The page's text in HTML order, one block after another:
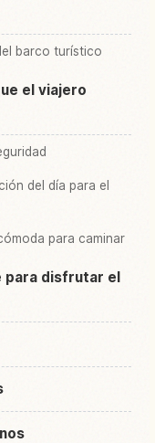
barco turístico
el viajero
del día para el
para caminar
para disfrutar el